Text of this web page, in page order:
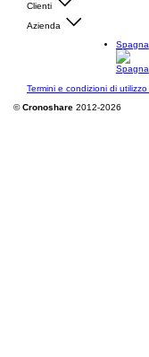
Clienti
Azienda
Spagna
Termini e condizioni di utilizzo
©Cronoshare 2012-2026